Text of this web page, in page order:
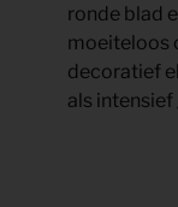
ronde blad
moeiteloos
decoratief
als intensief